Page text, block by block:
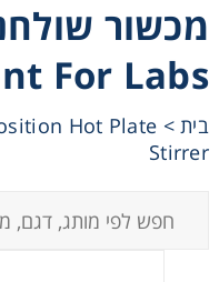
מכשור
For Labs
בית>
Hot Plate
Stirrer
not found.
מעונין לקבל
Centrifuges
Chromatography